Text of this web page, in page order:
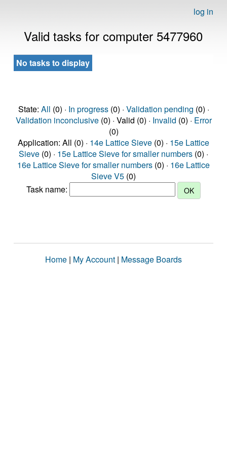
log in
Valid tasks for computer 5477960
No tasks to display
State: All (0) · In progress(0) · Validation pending (0) ·
Validation inconclusive(0) · Valid (0) · Invalid (0) · Error
(0)
Application: All (0) · 14e Lattice Sieve (0) · 15e Lattice
Sieve (0) · 15e Lattice Sieve for smaller numbers (0) ·
16e Lattice Sieve for smaller numbers (0) · 16e Lattice
Sieve V5 (0)
Task name:
Home | My Account | Message Boards